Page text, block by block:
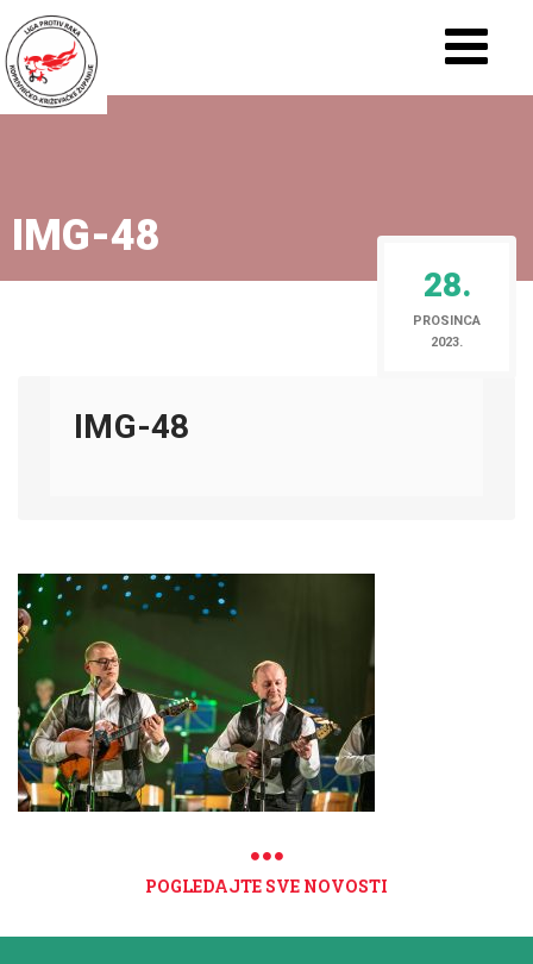
IMG-48
28.
PROSINCA
2023.
IMG-48
POGLEDAJTE SVE NOVOSTI